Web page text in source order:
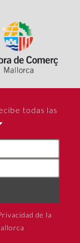
todas las
de la